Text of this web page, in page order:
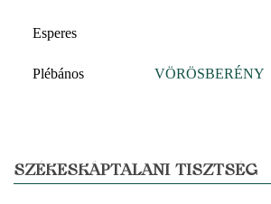
Esperes
Plébános VÖRÖSBERÉNY
SZÉKESKÁPTALANI TISZTSÉG